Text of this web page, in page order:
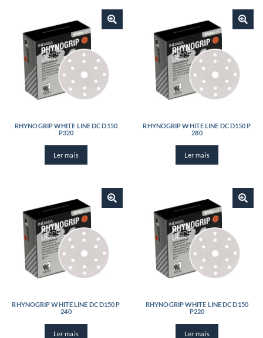
RHYNOGRIP WHITE LINE DC D150
P320
Ler mais
RHYNOGRIP WHITE LINE DC D150 P
280
Ler mais
RHYNOGRIP WHITE LINE DC D150 P
240
Ler mais
RHYNOGRIP WHITE LINE DC D150
P220
Ler mais